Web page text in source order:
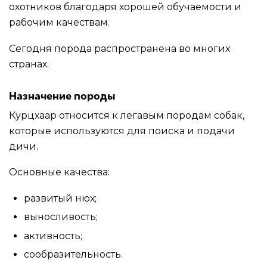
охотников благодаря хорошей обучаемости и
рабочим качествам.
Сегодня порода распространена во многих
странах.
Назначение породы
Курцхаар относится к легавым породам собак,
которые используются для поиска и подачи
дичи.
Основные качества:
развитый нюх;
выносливость;
активность;
сообразительность.